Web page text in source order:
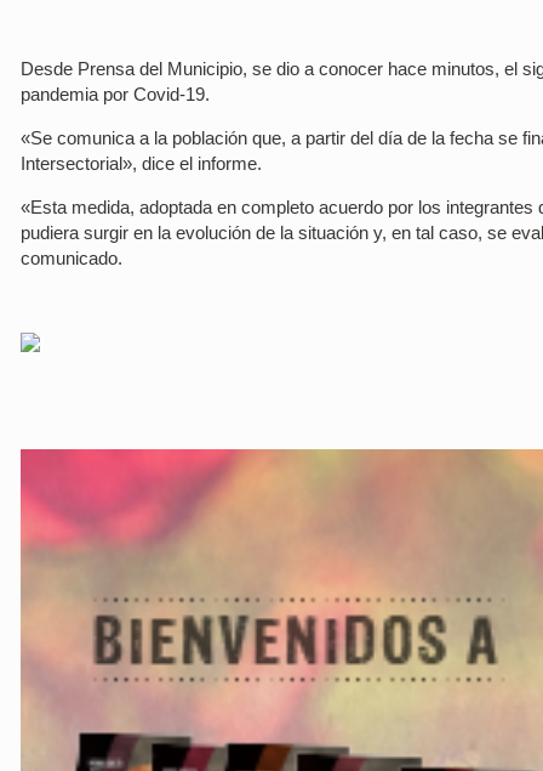
Desde Prensa del Municipio, se dio a conocer hace minutos, el
pandemia por Covid-19.
«Se comunica a la población que, a partir del día de la fecha se
Intersectorial», dice el informe.
«Esta medida, adoptada en completo acuerdo por los
pudiera surgir en la evolución de la situación y, en tal caso, se
comunicado.